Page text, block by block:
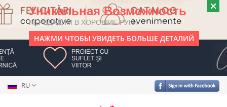
Уникальная Возможность
ПЕРЕДАДИМ В ХОРОШИЕ РУКИ
НАЖМИ ЧТОБЫ УВИДЕТЬ БОЛЬШЕ ДЕТАЛИЙ
RU